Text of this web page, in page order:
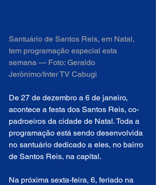
Santuário de Santos Reis, em Natal,
tem programação especial esta
semana — Foto: Geraldo
Jerônimo/Inter TV Cabugi
De 27 de dezembro a 6 de janeiro,
acontece a festa dos Santos Reis, co-
padroeiros da cidade de Natal. Toda a
programação está sendo desenvolvida
no santuário dedicado a eles, no bairro
de Santos Reis, na capital.
Na próxima sexta-feira, 6, feriado na